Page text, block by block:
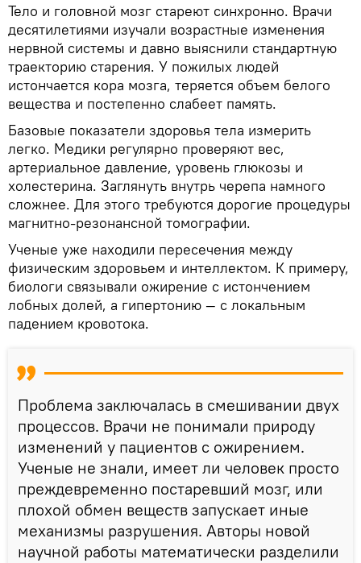
Тело и головной мозг стареют синхронно. Врачи
десятилетиями изучали возрастные изменения
нервной системы и давно выяснили стандартную
траекторию старения. У пожилых людей
истончается кора мозга, теряется объем белого
вещества и постепенно слабеет память.
Базовые показатели здоровья тела измерить
легко. Медики регулярно проверяют вес,
артериальное давление, уровень глюкозы и
холестерина. Заглянуть внутрь черепа намного
сложнее. Для этого требуются дорогие процедуры
магнитно-резонансной томографии.
Ученые уже находили пересечения между
физическим здоровьем и интеллектом. К примеру,
биологи связывали ожирение с истончением
лобных долей, а гипертонию — с локальным
падением кровотока.
Проблема заключалась в смешивании двух
процессов. Врачи не понимали природу
изменений у пациентов с ожирением.
Ученые не знали, имеет ли человек просто
преждевременно постаревший мозг, или
плохой обмен веществ запускает иные
механизмы разрушения. Авторы новой
научной работы математически разделили